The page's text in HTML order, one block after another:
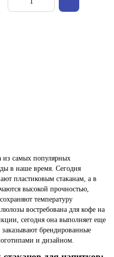
самых популярных
в наше время. Сегодня
пластиковым стаканам, а в
высокой прочностью,
температуру
востребована для кофе на
сегодня она выполняет еще
брендированные
и дизайном.